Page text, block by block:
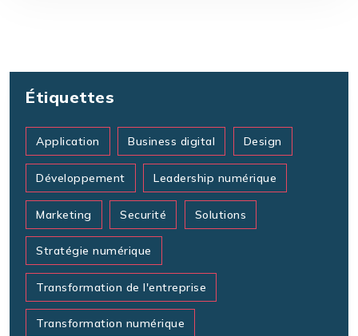
Étiquettes
Application Business digital Design
Développement Leadership numérique
Marketing Securité Solutions
Stratégie numérique
Transformation de l'entreprise
Transformation numérique